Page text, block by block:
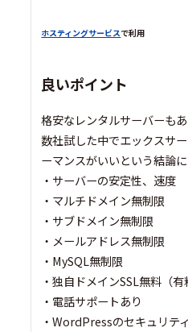
ホスティングサービスで利用
良いポイント
格安なレンタルサーバーも
数社試した中でエックスサ
ーマンスがいいという結論に
・サーバーの安定性、速度
・マルチドメイン無制限
・サブドメイン無制限
・メールアドレス無制限
・MySQL無制限
・独自ドメインSSL無料（有
・電話サポートあり
・WordPressのセキュリテ